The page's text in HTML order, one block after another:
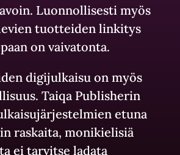
Luonnollisesti myös
tuotteiden linkitys
on vaivatonta.
digijulkaisu on myös
Taiqa Publisherin
etuna
raskaita, monikielisiä
ei tarvitse ladata